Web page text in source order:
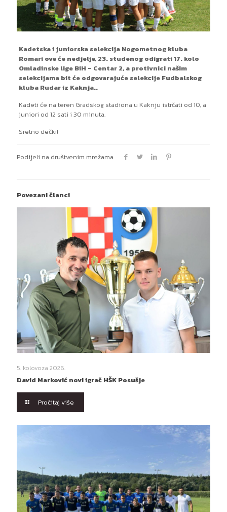
Kadetska i juniorska selekcija Nogometnog kluba
Romari ove će nedjelje, 23. studenog odigrati 17. kolo
Omladinske lige BiH – Centar 2, a protivnici našim
selekcijama bit će odgovarajuće selekcije Fudbalskog
kluba Rudar iz Kaknja..
Kadeti će na teren Gradskog stadiona u Kaknju istrčati od 10, a
juniori od 12 sati i 30 minuta.
Sretno dečki!
Podijeli na društvenim mrežama
Povezani članci
5. kolovoza 2026.
David Marković novi igrač HŠK Posušje
Pročitaj više